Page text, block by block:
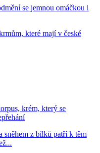
se jemnou omáčkou i
které mají v české
krém, který se
sněhem z bílků patří k těm